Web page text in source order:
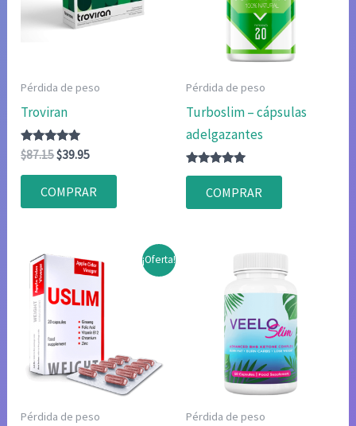
Pérdida de peso
Troviran
Valorado
con
4.80
de 5
$87.15El
original
era:
$39.95El
actual
es:
COMPRAR
Pérdida de peso
Turboslim – cápsulas
adelgazantes
Valorado
4.75
de 5
COMPRAR
¡Oferta!
Pérdida de peso Pérdida de peso